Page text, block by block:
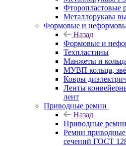
Фторопластовые
Металлорукава
Формовые и
Назад
Формовые и
Техпластины
Манжеты и
МУВП кольца,
Ковры
Ленты
лент
Приводные ремни
Назад
Приводные ремни
Ремни
сечений ГОСТ